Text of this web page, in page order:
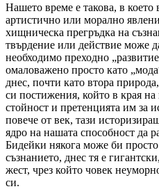
Нашето време е такова, в което
артистично или морално
хищническа прегръдка на
твърдение или действие може
необходимо преходно
омаловажено просто като
днес, почти като втора
си постижения, който в края на
стойност и претенцията им за
повече от век, тази
ядро на нашата способност да
Бидейки някога може би
съзнанието, днес тя е
жест, чрез който човек
си.